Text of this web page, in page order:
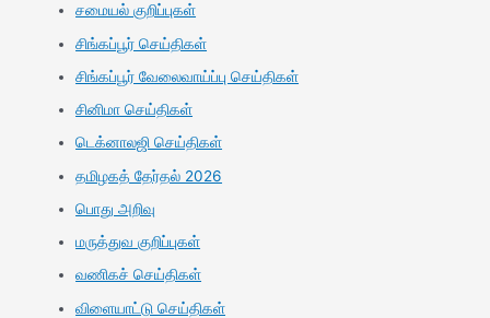
சமையல் குறிப்புகள்
சிங்கப்பூர் செய்திகள்
சிங்கப்பூர் வேலைவாய்ப்பு செய்திகள்
சினிமா செய்திகள்
டெக்னாலஜி செய்திகள்
தமிழகத் தேர்தல் 2026
பொது அறிவு
மருத்துவ குறிப்புகள்
வணிகச் செய்திகள்
விளையாட்டு செய்திகள்